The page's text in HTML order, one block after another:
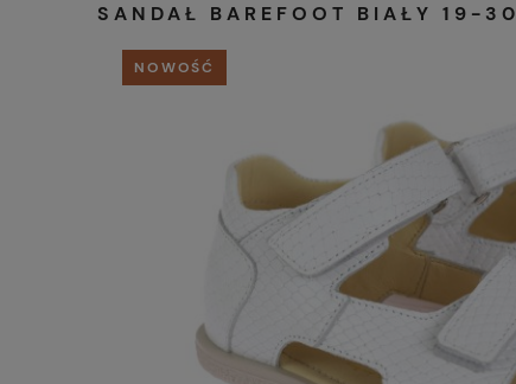
SANDAŁ BAREFOOT BIAŁY 19-30
NOWOŚĆ